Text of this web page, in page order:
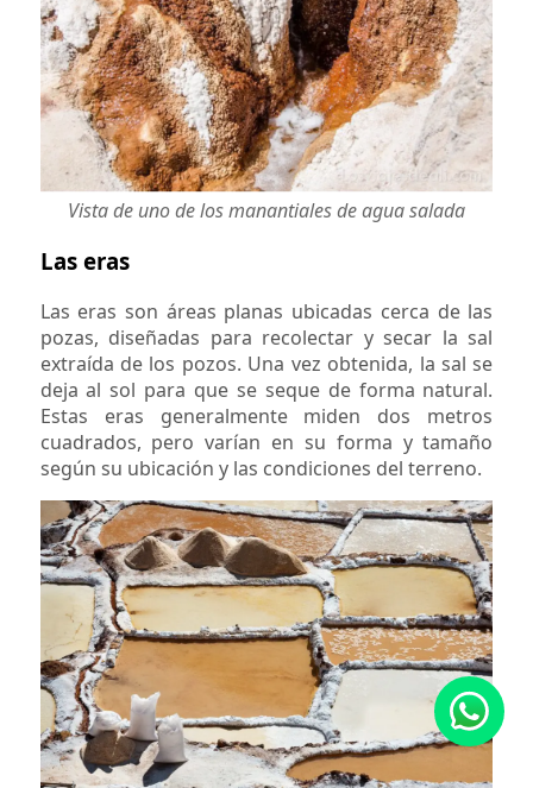
Vista de uno de los manantiales de agua salada
Las eras
Las eras son áreas planas ubicadas cerca de las
pozas, diseñadas para recolectar y secar la sal
extraída de los pozos. Una vez obtenida, la sal se
deja al sol para que se seque de forma natural.
Estas eras generalmente miden dos metros
cuadrados, pero varían en su forma y tamaño
según su ubicación y las condiciones del terreno.